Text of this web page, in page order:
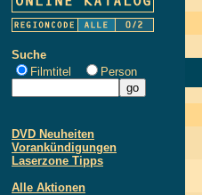
Suche
Filmtitel
Person
DVD Neuheiten
Vorankündigungen
Laserzone Tipps
Alle Aktionen